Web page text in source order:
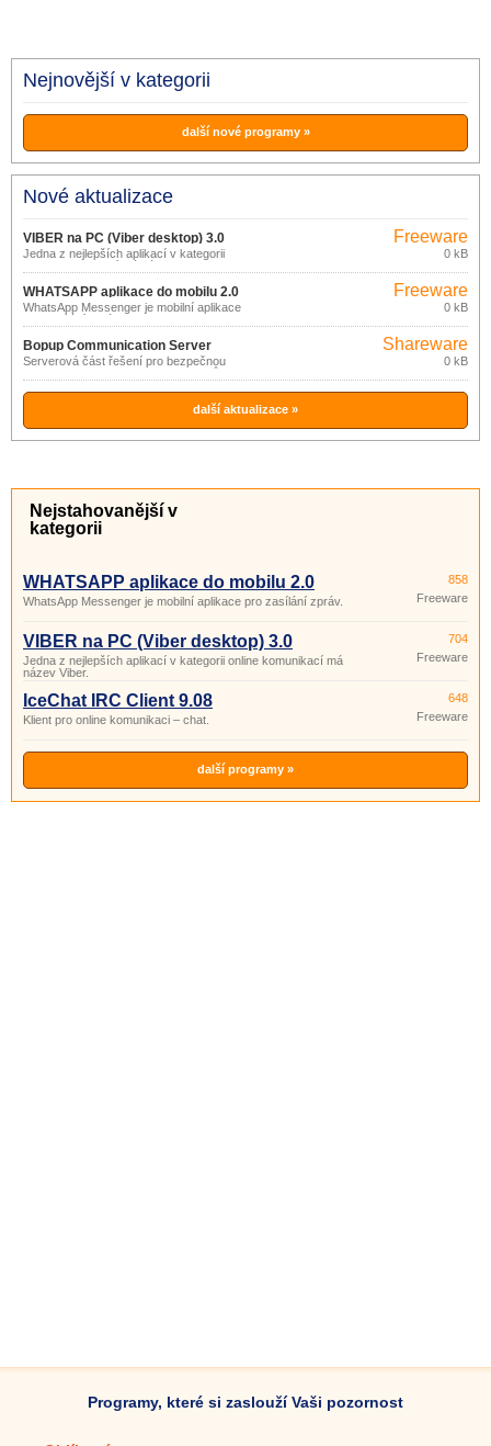
Nejnovější v kategorii
další nové programy »
Nové aktualizace
VIBER na PC (Viber desktop) 3.0
Jedna z nejlepších aplikací v kategorii
online komunikací má název Viber.
Freeware
0 kB
WHATSAPP aplikace do mobilu 2.0
WhatsApp Messenger je mobilní aplikace
pro zasílání zpráv.
Freeware
0 kB
Bopup Communication Server
4.5.1
Serverová část řešení pro bezpečnou
online komunikaci a transfer souborů ve
firemních sítích.
Shareware
0 kB
další aktualizace »
Nejstahovanější v
kategorii
WHATSAPP aplikace do mobilu 2.0
WhatsApp Messenger je mobilní aplikace pro zasílání zpráv.
858
Freeware
VIBER na PC (Viber desktop) 3.0
Jedna z nejlepších aplikací v kategorii online komunikací má
název Viber.
704
Freeware
IceChat IRC Client 9.08
Klient pro online komunikaci – chat.
648
Freeware
další programy »
Programy, které si zaslouží Vaši pozornost